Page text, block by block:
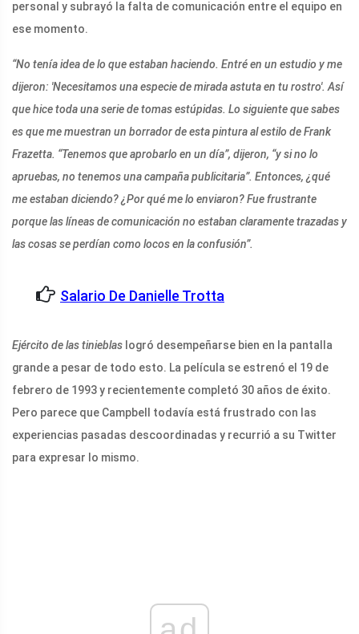
personal y subrayó la falta de comunicación entre el equipo en
ese momento.
“No tenía idea de lo que estaban haciendo. Entré en un estudio y me
dijeron: 'Necesitamos una especie de mirada astuta en tu rostro'. Así
que hice toda una serie de tomas estúpidas. Lo siguiente que sabes
es que me muestran un borrador de esta pintura al estilo de Frank
Frazetta. “Tenemos que aprobarlo en un día”, dijeron, “y si no lo
apruebas, no tenemos una campaña publicitaria”. Entonces, ¿qué
me estaban diciendo? ¿Por qué me lo enviaron? Fue frustrante
porque las líneas de comunicación no estaban claramente trazadas y
las cosas se perdían como locos en la confusión”.
Salario De Danielle Trotta
Ejército de las tinieblas logró desempeñarse bien en la pantalla
grande a pesar de todo esto. La película se estrenó el 19 de
febrero de 1993 y recientemente completó 30 años de éxito.
Pero parece que Campbell todavía está frustrado con las
experiencias pasadas descoordinadas y recurrió a su Twitter
para expresar lo mismo.